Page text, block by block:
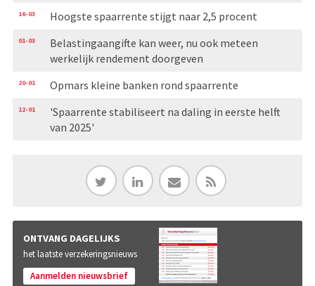
16-03 Hoogste spaarrente stijgt naar 2,5 procent
01-03
Belastingaangifte kan weer, nu ook meteen
werkelijk rendement doorgeven
20-01 Opmars kleine banken rond spaarrente
12-01
'Spaarrente stabiliseert na daling in eerste helft
van 2025'
ONTVANG DAGELIJKS
het laatste verzekeringsnieuws
Aanmelden nieuwsbrief